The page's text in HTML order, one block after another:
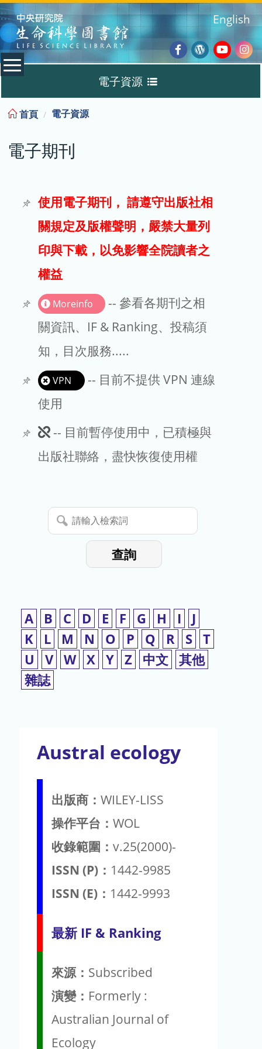
:::
Facebook
Wordpress
English
電子資源
電子期刊
試用
文章處理費
EndNote
首頁 電子資源
電子期刊
使用電子期刊， 請遵守出版社相
關規定及版權聲明，嚴禁大量列
印與下載，以免影響全院讀者之
權益
Moreinfo
-- 參看各期刊之相
關資訊、IF & Ranking、投稿須
知，目次服務.....
VPN
-- 目前不提供 VPN 連線
使用
此
期
暫
停
-- 目前暫停使用中，已積極與
出版社聯絡，盡快恢復使用權
請
輸
查詢
A B C D E F G H I
J
K
L M N O P Q R S T
U
V W X Y Z 中文 其他
雜誌
Austral ecology
出版商： WILEY-LISS
操作平台： WOL
收錄範圍： v.25(2000)-
ISSN (P)： 1442-9985
ISSN (E)： 1442-9993
最新 IF & Ranking
來源： Subscribed
演變： Formerly :
Australian Journal of
Ecology